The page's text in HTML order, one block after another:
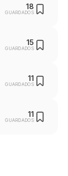
18
GUARDADOS
15
GUARDADOS
11
GUARDADOS
11
GUARDADOS